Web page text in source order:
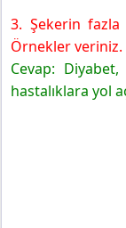
3. Şekerin
Örnekler veriniz.
Cevap:
hastalıklara yol